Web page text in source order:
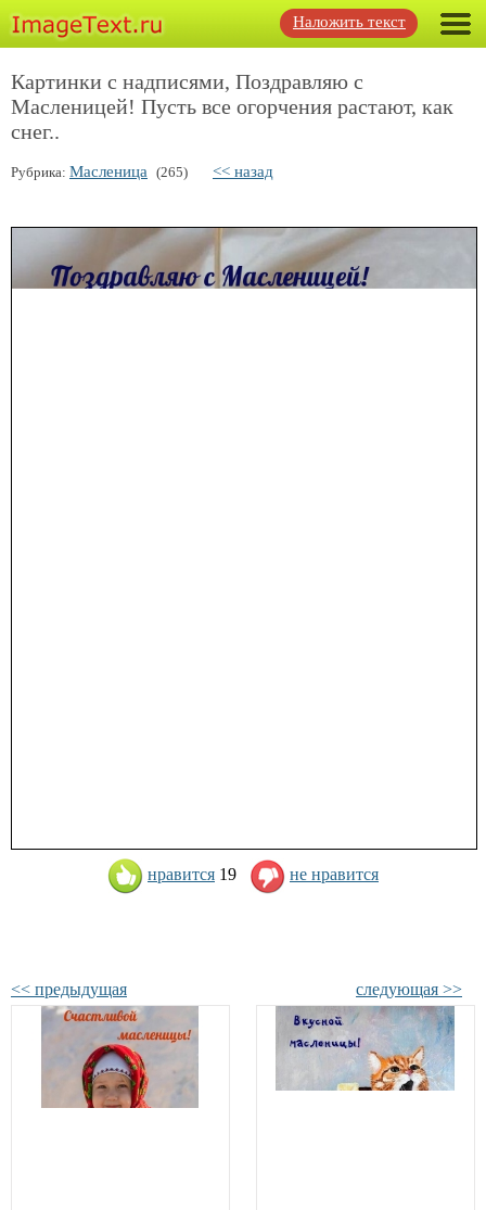
Наложить текст
Картинки с надписями, Поздравляю с
Масленицей! Пусть все огорчения растают, как
снег..
Рубрика: Масленица (265) << назад
нравится 19 не нравится
<< предыдущая следующая >>